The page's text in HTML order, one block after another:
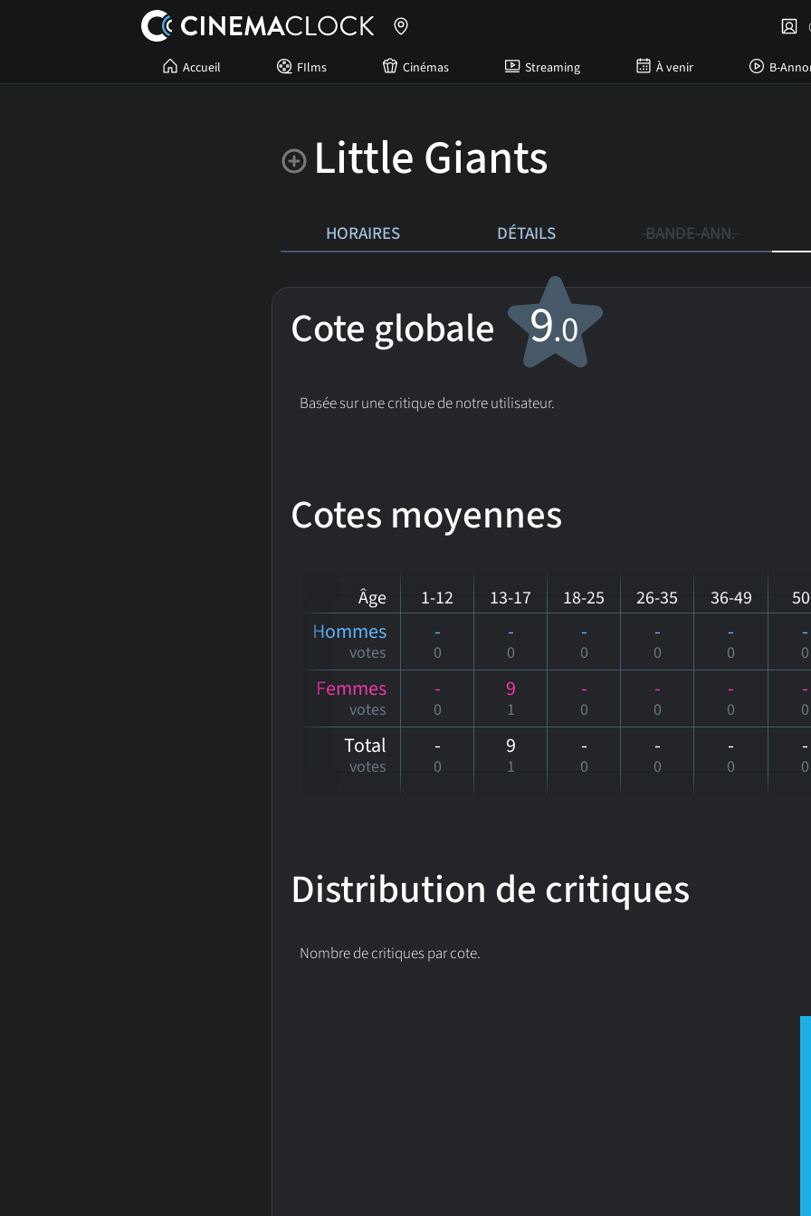
Accueil FIlms Cinémas Streaming À venir B-
Little Giants
HORAIRES DÉTAILS BANDE-ANN.
Cote globale 9.0
Basée sur une critique de notre utilisateur.
Cotes moyennes
Âge 1-12 13-17 18-25 26-35 36-49
Hommes
votes
-
0
-
0
-
0
-
0
-
0
-
0
Femmes
votes
-
0
9
1
-
0
-
0
-
0
-
0
Total
votes
-
0
9
1
-
0
-
0
-
0
-
0
Distribution de critiques
Nombre de critiques par cote.